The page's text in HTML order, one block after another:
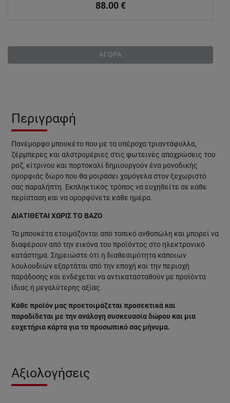
88.00 €
ΑΓΟΡΑ
Περιγραφή
Πανέμορφο μπουκέτο που με τα υπέροχα τριαντάφυλλα,
ζέρμπερες και αλστρομέριες στις φωτεινές αποχρώσεις του
ροζ, κίτρινου και πορτοκαλί δημιουργούν ένα μοναδικής
ομορφιάς δώρο που θα μοιράσει χαμόγελα στον ξεχωριστό
σας παραλήπτη. Εκπληκτικός τρόπος να ευχηθείτε σε κάθε
περίσταση και να ομορφύνετε κάθε ημέρα.
ΔΙΑΤΙΘΕΤΑΙ ΧΩΡΙΣ ΤΟ ΒΑΖΟ
Τα μπουκέτα ετοιμάζονται από τοπικό ανθοπώλη και μπορεί να
διαφέρουν από την εικόνα του προϊόντος στο ηλεκτρονικό
κατάστημα. Σημειώστε ότι η διαθεσιμότητα κάποιων
λουλουδιών εξαρτάται από την εποχή και την περιοχή
παράδοσης και ενδέχεται να αντικατασταθούν με προϊόντα
ίδιας ή μεγαλύτερης αξίας.
Κάθε προϊόν μας προετοιμάζεται προσεκτικά και
παραδίδεται με την ανάλογη συσκευασία δώρου και μια
ευχετήρια κάρτα για το προσωπικό σας μήνυμα.
Αξιολογήσεις